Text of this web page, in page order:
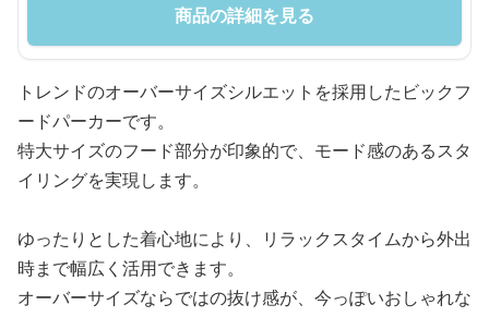
商品の詳細を見る
トレンドのオーバーサイズシルエットを採用したビックフ
ードパーカーです。
特大サイズのフード部分が印象的で、モード感のあるスタ
イリングを実現します。
ゆったりとした着心地により、リラックスタイムから外出
時まで幅広く活用できます。
オーバーサイズならではの抜け感が、今っぽいおしゃれな